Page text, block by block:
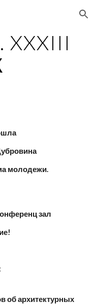
Skip to navigation
XXXIII
молодежи.
зал
об архитектурных